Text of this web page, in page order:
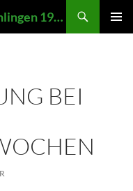
Balker Schießgesellschaft Leichlingen 1907 e.V.
BEI